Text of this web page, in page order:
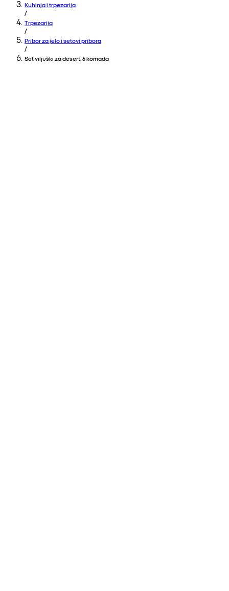
Kuhinja i trpezarija
/
Trpezarija
/
Pribor za jelo i setovi pribora
/
Set viljuški za desert, 6 komada